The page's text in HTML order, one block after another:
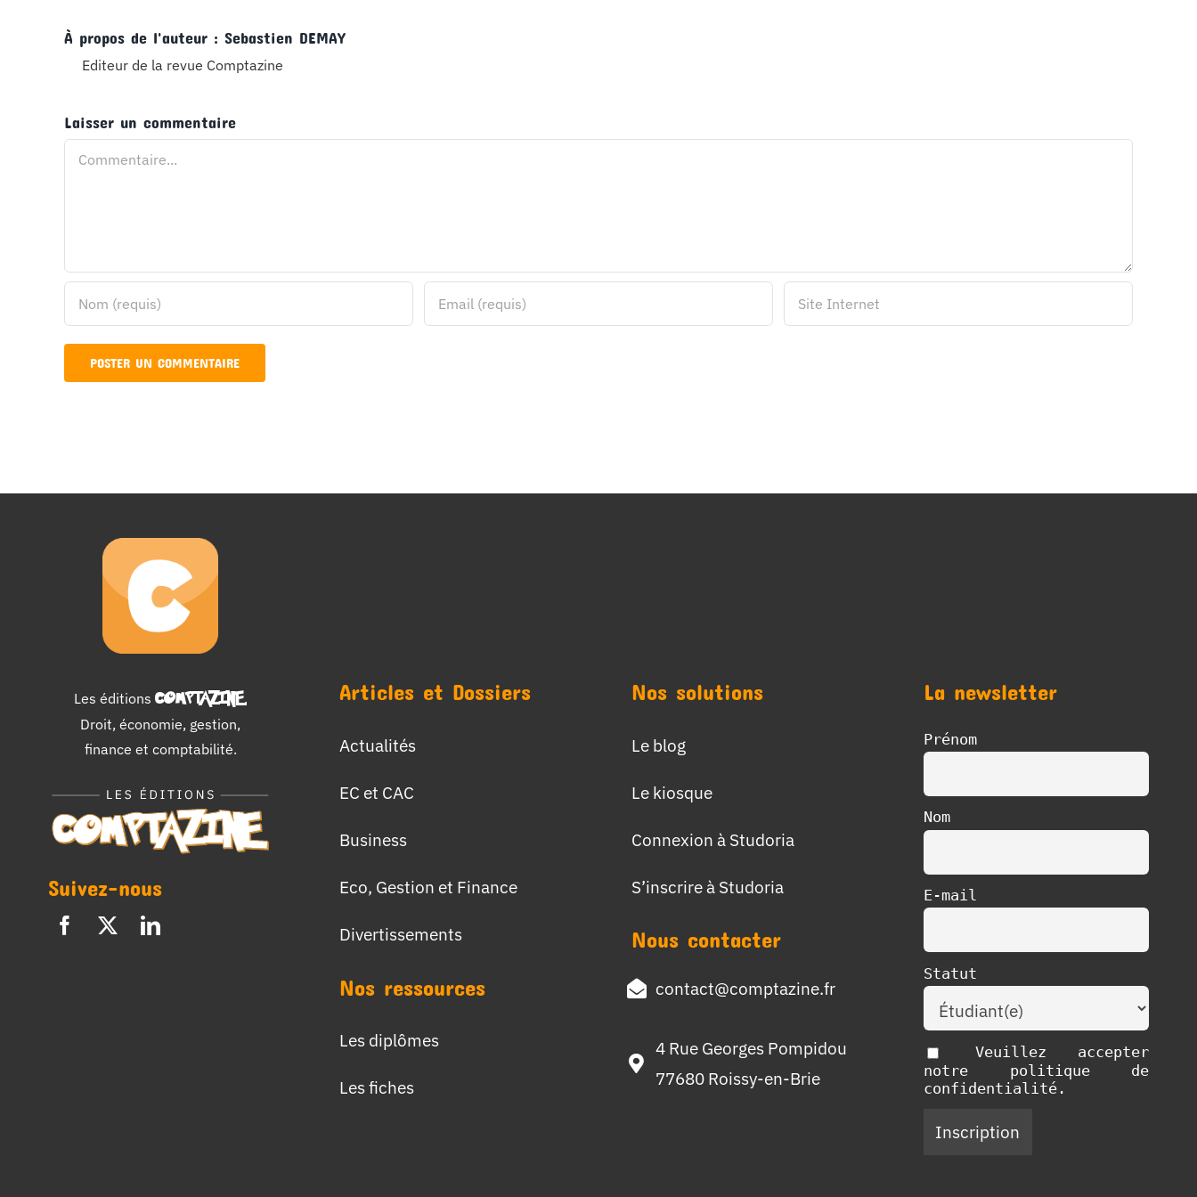
À propos de l'auteur : Sebastien DEMAY
Editeur de la revue Comptazine
Laisser un commentaire
Commentaire
Les éditions COMPTAZINE.
Droit, économie, gestion,
finance et comptabilité.
Suivez-nous
Articles et Dossiers
Actualités
EC et CAC
Business
Eco, Gestion et Finance
Divertissements
Nos ressources
Les diplômes
Les fiches
Nos solutions
Le blog
Le kiosque
Connexion à Studoria
S’inscrire à Studoria
Nous contacter
contact@comptazine.fr
4 Rue Georges Pompidou
77680 Roissy-en-Brie
La newsletter
Prénom
Nom
E-mail
Statut
Veuillez accepter
notre politique de
confidentialité.